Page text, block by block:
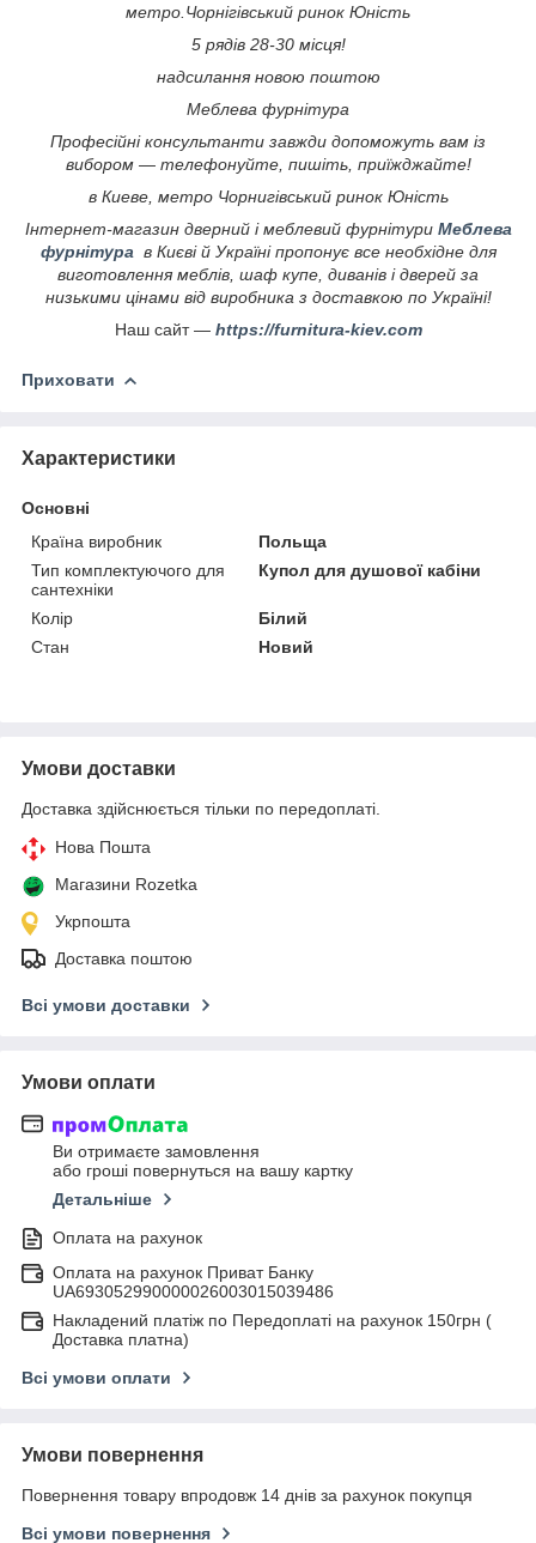
метро.Чорнігівський ринок Юність
5 рядів 28-30 місця!
надсилання новою поштою
Меблева фурнітура
Професійні консультанти завжди допоможуть вам із
вибором — телефонуйте, пишіть, приїжджайте!
в Киеве, метро Чорнигівський ринок Юність
Інтернет-магазин дверний і меблевий фурнітури Меблева
фурнітура в Києві й Україні пропонує все необхідне для
виготовлення меблів, шаф купе, диванів і дверей за
низькими цінами від виробника з доставкою по Україні!
Наш сайт — https://furnitura-kiev.com
Приховати
Характеристики
Основні
Країна виробник
Польща
Тип комплектуючого для
сантехніки
Купол для душової кабіни
Колір
Білий
Стан
Новий
Умови доставки
Доставка здійснюється тільки по передоплаті.
Нова Пошта
Магазини Rozetka
Укрпошта
Доставка поштою
Всі умови доставки
Умови оплати
Ви отримаєте замовлення
або гроші повернуться на вашу картку
Детальніше
Оплата на рахунок
Оплата на рахунок Приват Банку
UA693052990000026003015039486
Накладений платіж по Передоплаті на рахунок 150грн (
Доставка платна)
Всі умови оплати
Умови повернення
Повернення товару впродовж 14 днів за рахунок покупця
Всі умови повернення